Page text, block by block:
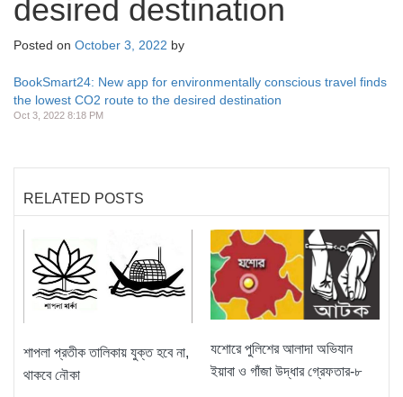
desired destination
Posted on October 3, 2022 by
BookSmart24: New app for environmentally conscious travel finds
the lowest CO2 route to the desired destination
Oct 3, 2022 8:18 PM
RELATED POSTS
শাপলা প্রতীক তালিকায় যুক্ত হবে না,
থাকবে নৌকা
যশোরে পুলিশের আলাদা অভিযান
ইয়াবা ও গাঁজা উদ্ধার গ্রেফতার-৮